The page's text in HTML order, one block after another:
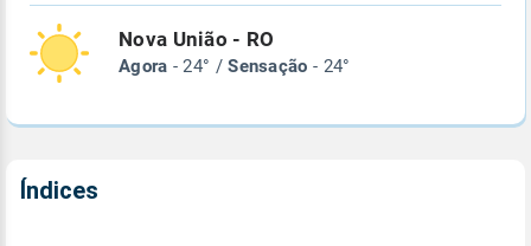
Nova União - RO
Agora - 24° /Sensação - 24°
Índices